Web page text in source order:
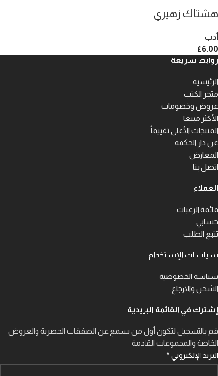
هشتاك زهيري
أدب
£6.00
روابط سريعة
الرئيسية
متجر الكتب
عروض وخصومات
الأكثر مبيعا
المنتجات الأعلى تقييماً
عن دار الحكمة
المعارض
اتصل بنا
العملاء
قائمة الرغبات
حسابي
تتبع الطلب
سياسات الإستخدام
سياسة الخصوصية
الشحن والارجاع
إشترك في القائمة البريدية
قم بالتسجيل لتكون أول من يسمع عن الصفقات الحصرية والعروض
الخاصة والمجموعات القادمة
البريد الإلكتروني *